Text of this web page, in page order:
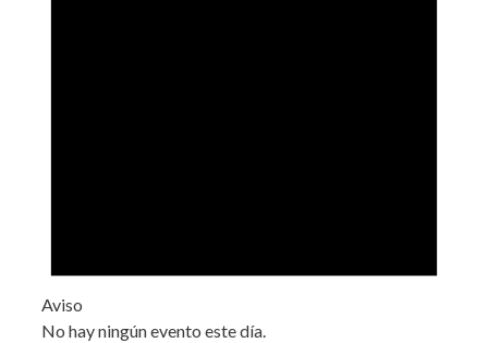
Aviso
No hay ningún evento este día.